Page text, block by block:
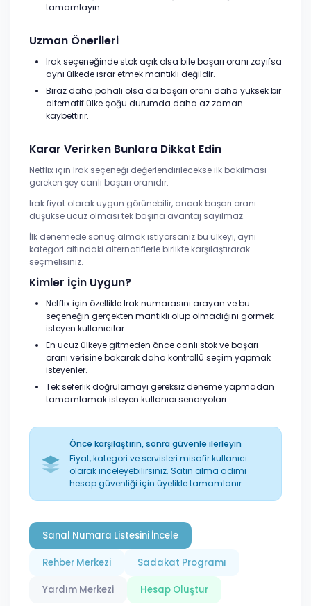
tamamlayın.
Uzman Önerileri
Irak seçeneğinde stok açık olsa bile başarı oranı zayıfsa
aynı ülkede ısrar etmek mantıklı değildir.
Biraz daha pahalı olsa da başarı oranı daha yüksek bir
alternatif ülke çoğu durumda daha az zaman
kaybettirir.
Karar Verirken Bunlara Dikkat Edin
Netflix için Irak seçeneği değerlendirilecekse ilk bakılması
gereken şey canlı başarı oranıdır.
Irak fiyat olarak uygun görünebilir, ancak başarı oranı
düşükse ucuz olması tek başına avantaj sayılmaz.
İlk denemede sonuç almak istiyorsanız bu ülkeyi, aynı
kategori altındaki alternatiflerle birlikte karşılaştırarak
seçmelisiniz.
Kimler İçin Uygun?
Netflix için özellikle Irak numarasını arayan ve bu
seçeneğin gerçekten mantıklı olup olmadığını görmek
isteyen kullanıcılar.
En ucuz ülkeye gitmeden önce canlı stok ve başarı
oranı verisine bakarak daha kontrollü seçim yapmak
isteyenler.
Tek seferlik doğrulamayı gereksiz deneme yapmadan
tamamlamak isteyen kullanıcı senaryoları.
Önce karşılaştırın, sonra güvenle ilerleyin
Fiyat, kategori ve servisleri misafir kullanıcı
olarak inceleyebilirsiniz. Satın alma adımı
hesap güvenliği için üyelikle tamamlanır.
Sanal Numara Listesini İncele
Rehber Merkezi Sadakat Programı
Yardım Merkezi Hesap Oluştur